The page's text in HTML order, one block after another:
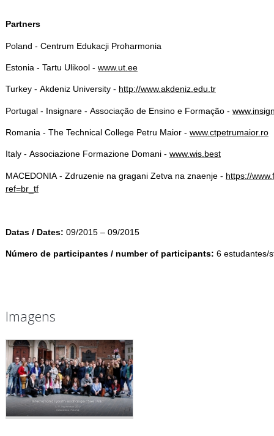
Partners
Poland - Centrum Edukacji Proharmonia
Estonia - Tartu Ulikool - www.ut.ee
Turkey - Akdeniz University - http://www.akdeniz.edu.tr
Portugal - Insignare - Associação de Ensino e Formação -
Romania - The Technical College Petru Maior - www.ctpetrumaior.ro
Italy - Associazione Formazione Domani - www.wis.best
MACEDONIA - Zdruzenie na gragani Zetva na znaenje - https://
ref=br_tf
Datas / Dates: 09/2015 – 09/2015
Número de participantes / number of participants: 6 estudantes/
Imagens